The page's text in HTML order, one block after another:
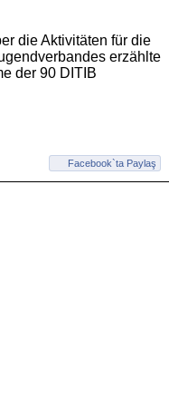
die Aktivitäten für die
erzählte
der 90 DITIB
Facebook`ta Paylaş